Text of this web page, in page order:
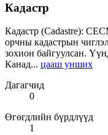
Кадастр
Кадастр (Cadastre):
орчны кадастрын
зохион байгуулсан.
Канад... цааш унших
Дагагчид
0
Өгөгдлийн бүрдлүүд
1